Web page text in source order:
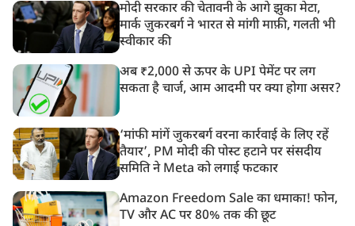
मोदी सरकार की चेतावनी के आगे झुका मेटा,
मार्क ज़ुकरबर्ग ने भारत से मांगी माफ़ी, गलती भी
स्वीकार की
अब ₹2,000 से ऊपर के UPI पेमेंट पर लग
सकता है चार्ज, आम आदमी पर क्या होगा असर?
‘मांफी मांगें जुकरबर्ग वरना कार्रवाई के लिए रहें
तैयार’, PM मोदी की पोस्ट हटाने पर संसदीय
समिति ने Meta को लगाई फटकार
Amazon Freedom Sale का धमाका! फोन,
TV और AC पर 80% तक की छूट